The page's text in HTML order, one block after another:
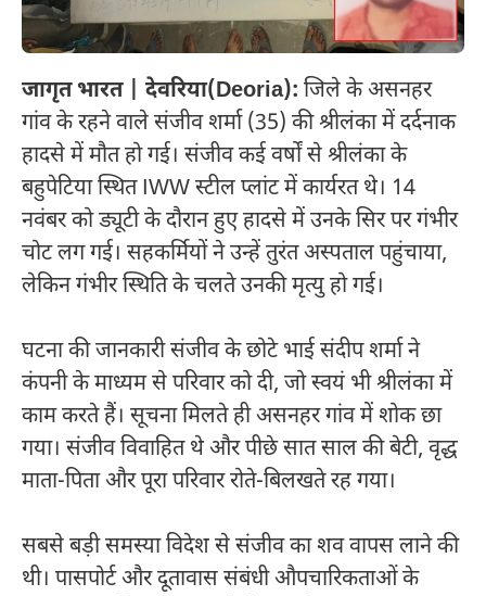
जागृत भारत | देवरिया(Deoria): जिले के असनहर
गांव के रहने वाले संजीव शर्मा (35) की श्रीलंका में दर्दनाक
हादसे में मौत हो गई। संजीव कई वर्षों से श्रीलंका के
बहुपेटिया स्थित IWW स्टील प्लांट में कार्यरत थे। 14
नवंबर को ड्यूटी के दौरान हुए हादसे में उनके सिर पर गंभीर
चोट लग गई। सहकर्मियों ने उन्हें तुरंत अस्पताल पहुंचाया,
लेकिन गंभीर स्थिति के चलते उनकी मृत्यु हो गई।
घटना की जानकारी संजीव के छोटे भाई संदीप शर्मा ने
कंपनी के माध्यम से परिवार को दी, जो स्वयं भी श्रीलंका में
काम करते हैं। सूचना मिलते ही असनहर गांव में शोक छा
गया। संजीव विवाहित थे और पीछे सात साल की बेटी, वृद्ध
माता-पिता और पूरा परिवार रोते-बिलखते रह गया।
सबसे बड़ी समस्या विदेश से संजीव का शव वापस लाने की
थी। पासपोर्ट और दूतावास संबंधी औपचारिकताओं के